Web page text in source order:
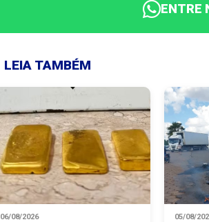
ENTRE
LEIA TAMBÉM
06/08/2026 05/08/